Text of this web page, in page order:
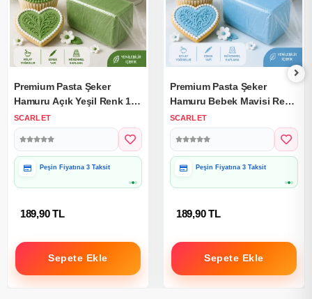
Premium Pasta Şeker
Hamuru Açık Yeşil Renk 1
Kg.
SCARLET
Peşin Fiyatına 3 Taksit
189,90 TL
Sepete Ekle
Premium Pasta Şeker
Hamuru Bebek Mavisi Renk
1 Kg.
SCARLET
Peşin Fiyatına 3 Taksit
189,90 TL
Sepete Ekle